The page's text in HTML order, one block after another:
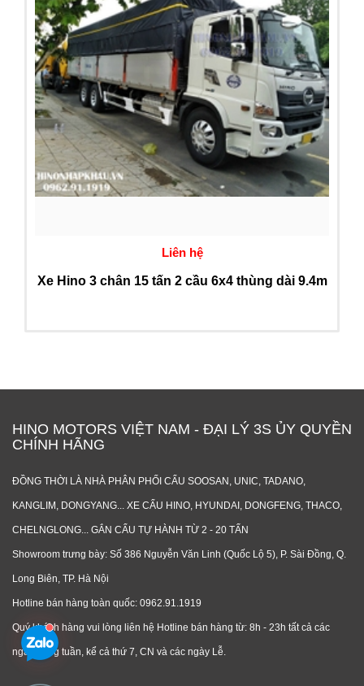
Liên hệ
Xe Hino 3 chân 15 tấn 2 cầu 6x4 thùng dài 9.4m
HINO MOTORS VIỆT NAM - ĐẠI LÝ 3S ỦY QUYỀN
CHÍNH HÃNG
ĐỒNG THỜI LÀ NHÀ PHÂN PHỐI CẨU SOOSAN, UNIC, TADANO,
KANGLIM, DONGYANG... XE CẨU HINO, HYUNDAI, DONGFENG, THACO,
CHELNGLONG... GẮN CẨU TỰ HÀNH TỪ 2 - 20 TẤN
Showroom trưng bày: Số 386 Nguyễn Văn Linh (Quốc Lộ 5), P. Sài Đồng, Q.
Long Biên, TP. Hà Nội
Hotline bán hàng toàn quốc: 0962.91.1919
Quý khách hàng vui lòng liên hệ Hotline bán hàng từ: 8h - 23h tất cả các
ngày trong tuần, kể cả thứ 7, CN và các ngày Lễ.